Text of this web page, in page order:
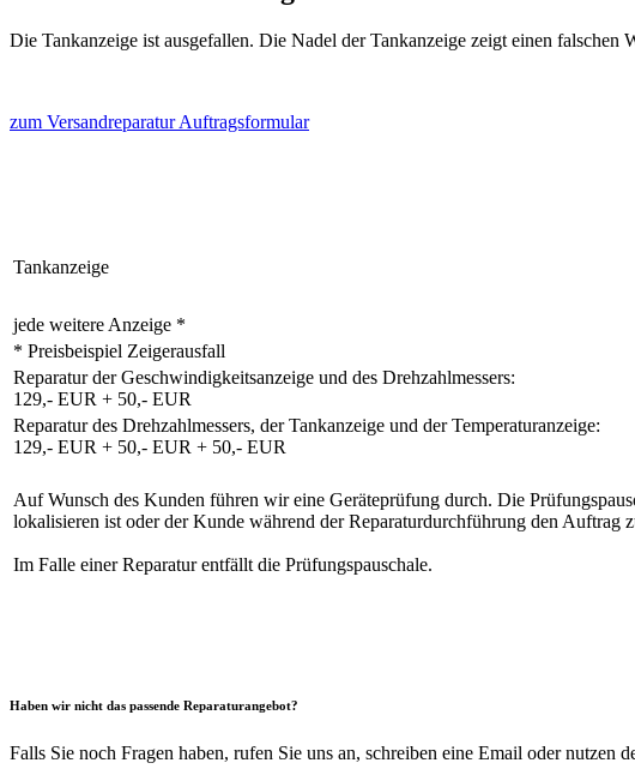
Die Tankanzeige ist ausgefallen. Die Nadel der Tankanzeige zeigt einen
zum Versandreparatur Auftragsformular
Tankanzeige
jede weitere Anzeige *
* Preisbeispiel Zeigerausfall
Reparatur der Geschwindigkeitsanzeige und des Drehzahlmessers:
129,- EUR + 50,- EUR
Reparatur des Drehzahlmessers, der Tankanzeige und der Temperaturanzeige:
129,- EUR + 50,- EUR + 50,- EUR
Auf Wunsch des Kunden führen wir eine Geräteprüfung durch. Die
lokalisieren ist oder der Kunde während der Reparaturdurchführung den Auftrag
Im Falle einer Reparatur entfällt die Prüfungspauschale.
Haben wir nicht das passende Reparaturangebot?
Falls Sie noch Fragen haben, rufen Sie uns an, schreiben eine Email oder nutzen